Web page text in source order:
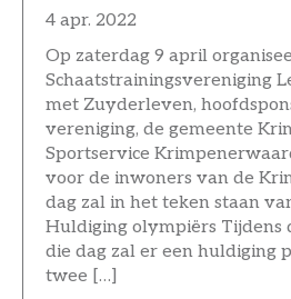
4 apr. 2022
Op zaterdag 9 april
Schaatstrainingsvereniging
met Zuyderleven,
vereniging, de gemeente
Sportservice
voor de inwoners van de
dag zal in het teken staan
Huldiging olympiërs Tijdens
die dag zal er een huldiging
twee […]